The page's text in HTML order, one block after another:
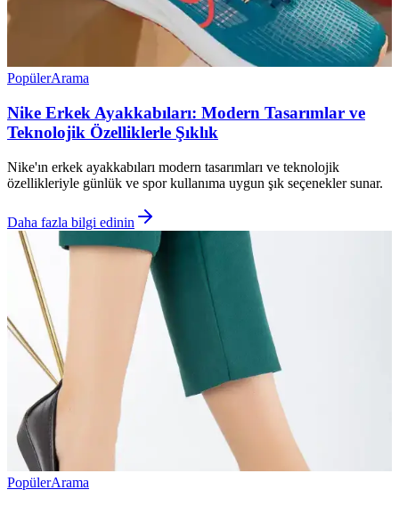
PopülerArama
Nike Erkek Ayakkabıları: Modern Tasarımlar ve
Teknolojik Özelliklerle Şıklık
Nike'ın erkek ayakkabıları modern tasarımları ve teknolojik
özellikleriyle günlük ve spor kullanıma uygun şık seçenekler sunar.
Daha fazla bilgi edinin
PopülerArama